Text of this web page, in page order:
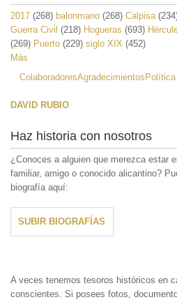
2017 (268) balonmano (268) Calpisa
Guerra Civil (218) Hogueras (693)
(269) Puerto (229) siglo XIX (452)
Más
ColaboradoresAgradecimientos
DAVID RUBIO
Haz historia con nosotros
¿Conoces a alguien que merezca estar
familiar, amigo o conocido alicantino?
biografía aquí:
SUBIR BIOGRAFÍAS
A veces tenemos tesoros históricos en
conscientes. Si posees fotos,